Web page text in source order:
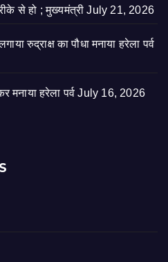
से हो ; मुख्यमंत्री July 21, 2026
रुद्राक्ष का पौधा मनाया हरेला पर्व
मनाया हरेला पर्व July 16, 2026